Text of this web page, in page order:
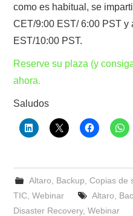
como es habitual, se
CET/9:00 EST/ 6:00 PST y
EST/10:00 PST.
Reserve su plaza (y
ahora.
Saludos
Altaro Backup Copias de
TIC ,Webinar Altaro
Disaster Recovery,Webinar